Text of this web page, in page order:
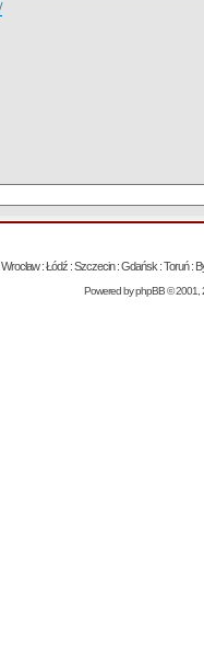
: Łódź : Szczecin : Gdańsk : Toruń :
Powered byphpBB© 2001,